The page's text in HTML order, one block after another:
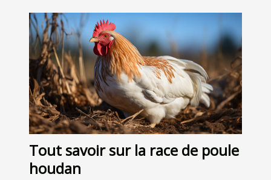
Tout savoir sur la race de poule
houdan